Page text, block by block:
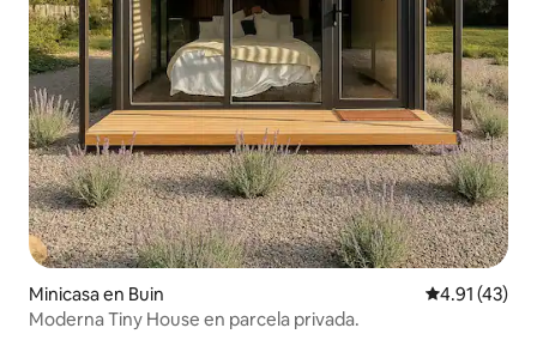
Minicasa en Buin Calificación
4.91 (43)
Moderna Tiny House en parcela privada.